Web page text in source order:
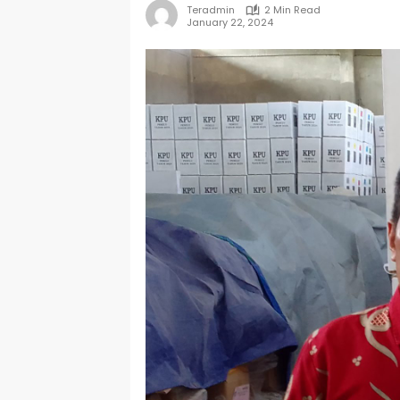
Teradmin
2 Min Read
January 22, 2024